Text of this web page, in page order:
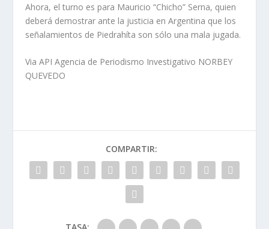
Ahora, el turno es para Mauricio “Chicho” Serna, quien
deberá demostrar ante la justicia en Argentina que los
señalamientos de Piedrahíta son sólo una mala jugada.
Via API Agencia de Periodismo Investigativo NORBEY
QUEVEDO
COMPARTIR: